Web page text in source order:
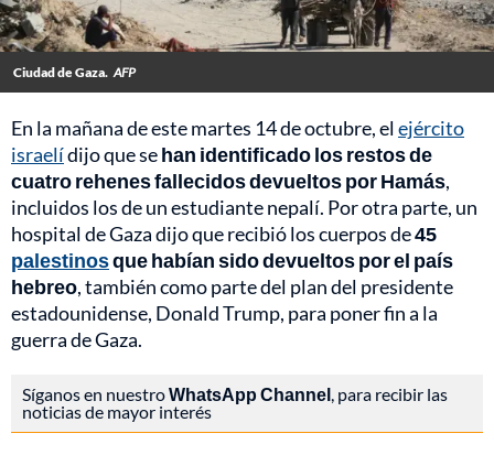
Ciudad de Gaza. AFP
En la mañana de este martes 14 de octubre, elejército
israelídijo que sehan identificado los restos de
cuatro rehenes fallecidos devueltos por Hamás,
incluidos los de un estudiante nepalí. Por otra parte, un
hospital de Gaza dijo que recibió los cuerpos de45
palestinosque habían sido devueltos por el país
hebreo, también como parte del plan del presidente
estadounidense, Donald Trump, para poner fin a la
guerra de Gaza.
Síganos en nuestroWhatsApp Channel, para recibir las
noticias de mayor interés